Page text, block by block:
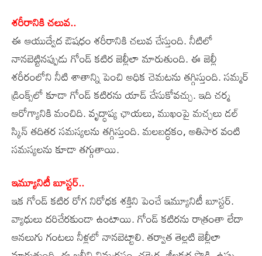
శరీరానికి చలువ..
ఈ ఆయుద్వేద ఔషధం శరీరానికి చలువ చేస్తుంది. నీటిలో
నానబెట్టినప్పుడు గోండ్‌ కటిర జెల్లీలా మారుతుంది. ఈ జెల్లీ
శరీరంలోని నీటి శాతాన్ని పెంచి అధిక చెమటను తగ్గిస్తుంది. సమ్మర్‌
డ్రింక్స్‌లో కూడా గోండ్‌ కటిరను యాడ్‌ చేసుకోవచ్చు. ఇది చర్మ
ఆరోగ్యానికి మంచిది. వృద్ధాప్య ఛాయలు, ముఖంపై మచ్చలు డల్‌
స్కిన్‌ తదితర సమస్యలను తగ్గిస్తుంది. మలబద్ధకం, అతిసార వంటి
సమస్యలను కూడా తగ్గుతాయి.
ఇమ్యూనిటీ బూస్టర్‌..
ఇక గోండ్‌ కటిర రోగ నిరోధక శక్తిని పెంచే ఇమ్యూనిటీ బూస్టర్‌.
వ్యాధులు దరిచేరకుండా ఉంటాయి. గోండ్‌ కటిరను రాత్రంతా లేదా
ఆనలుగు గంటలు నీళ్లలో నానబెట్టాలి. తర్వాత తెల్లటి జెల్లీలా